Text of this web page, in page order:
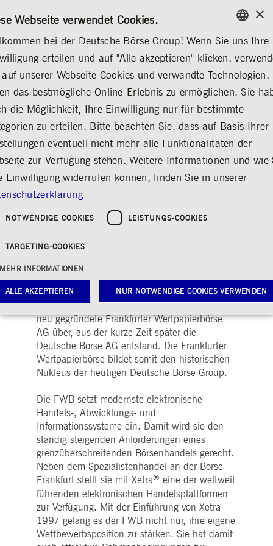
KONTAKT
...
Die FWB Frankfurter
Wertpapierbörse
Teilen Drucken
Die Frankfurter Wertpapierbörse (FWB®) ist
einer der weltweit größten Handelsplätze für
Wertpapiere. Mit einem Umsatzanteil von rund
90 Prozent ist sie die größte der sieben
Deutsche Börse AG ist Träger der öffentlich-
rechtlichen FWB. In dieser Eigenschaft stellt
sie das Funktionieren des Börsenhandels
sicher. Die Trägerschaft der FWB ging im Jahr
1990 von der IHK Frankfurt am Main an die
neu gegründete Frankfurter Wertpapierbörse
AG über, aus der kurze Zeit später die
Deutsche Börse AG entstand. Die Frankfurter
Wertpapierbörse bildet somit den historischen
Nukleus der heutigen Deutsche Börse Group.
Die FWB setzt modernste elektronische
Handels-, Abwicklungs- und
Informationssysteme ein. Damit wird sie den
ständig steigenden Anforderungen eines
grenzüberschreitenden Börsenhandels gerecht.
Neben dem Spezialistenhandel an der Börse
Frankfurt stellt sie mit Xetra® eine der weltweit
führenden elektronischen Handelsplattformen
zur Verfügung. Mit der Einführung von Xetra
1997 gelang es der FWB nicht nur, ihre eigene
Wettbewerbsposition zu stärken. Sie hat damit
ENGLISH
ENGLISH
×
Webseite verwendet Cookies.
bei der Deutsche Börse Group! Wenn Sie uns Ihre
erteilen und auf "Alle akzeptieren" klicken,
unserer Webseite Cookies und verwandte Technologien,
das bestmögliche Online-Erlebnis zu ermöglichen. Sie
die Möglichkeit, Ihre Einwilligung nur für bestimmte
zu erteilen. Bitte beachten Sie, dass auf Basis Ihrer
eventuell nicht mehr alle Funktionalitäten der
zur Verfügung stehen. Weitere Informationen und wie
Einwilligung widerrufen können, finden Sie in unserer
NOTWENDIGE COOKIES LEISTUNGS-COOKIES
TARGETING-COOKIES
MEHR INFORMATIONEN
ALLE AKZEPTIEREN NUR NOTWENDIGE COOKIES VERWENDEN
Notwendige Cookies Leistungs-Cookies Targeting-Cookies
Cookies ermöglichen Kernfunktionen der Website wie Benutzeranmeldung und
Ohne diese notwendigen Cookies kann die Website nicht richtig genutzt werden.
Anbieter / Domain
bis
Beschreibung
www.deutsche-
boerse.com
Application Gateway
zusätzlich zu
verwendet, um eine
Sitzung auch bei
ursprungsübergreifenden
Anfragen
www.deutsche-
boerse.com
Sitzung
Dieses Cookie wird vom
Application Gateway
verwendet, um eine
Sitzung